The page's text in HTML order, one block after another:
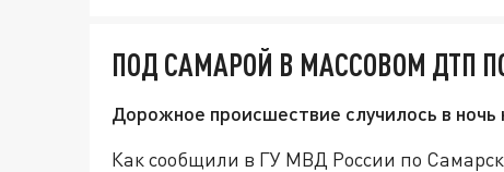
ПОД САМАРОЙ В МАССОВОМ ДТП
Дорожное происшествие случилось в
Как сообщили в ГУ МВД России по